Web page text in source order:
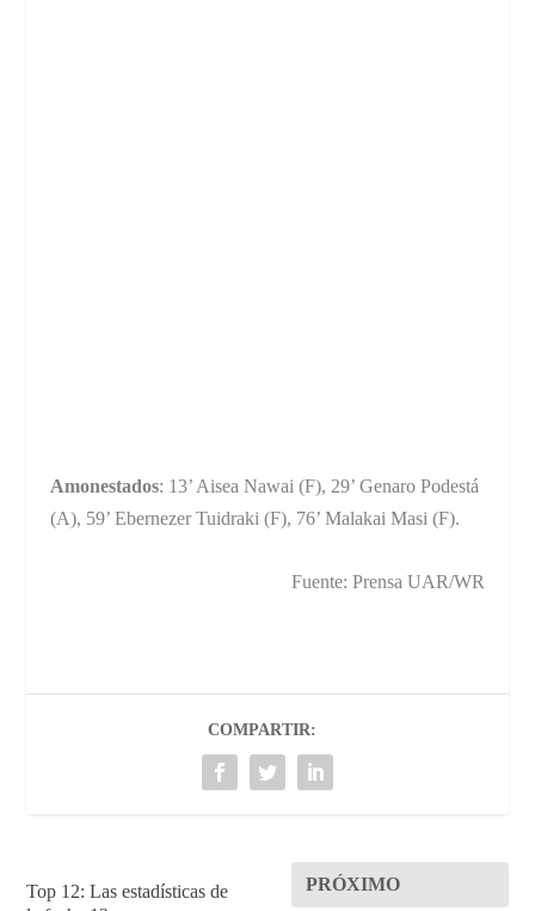
Amonestados: 13’ Aisea Nawai (F), 29’ Genaro Podestá
(A), 59’ Ebernezer Tuidraki (F), 76’ Malakai Masi (F).
Fuente: Prensa UAR/WR
COMPARTIR:
Top 12: Las estadísticas de
PRÓXIMO